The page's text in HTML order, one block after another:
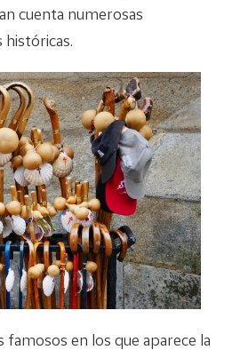
cuenta numerosas
históricas.
famosos en los que aparece la